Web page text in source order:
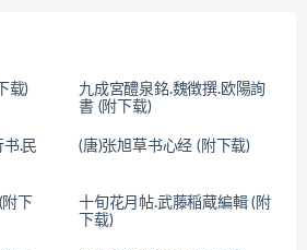
载)
九成宮醴泉銘.魏徴撰.欧陽詢
書 (附下载)
.民
(唐)张旭草书心经 (附下载)
下
十旬花月帖.武藤稲蔵編輯 (附
下载)